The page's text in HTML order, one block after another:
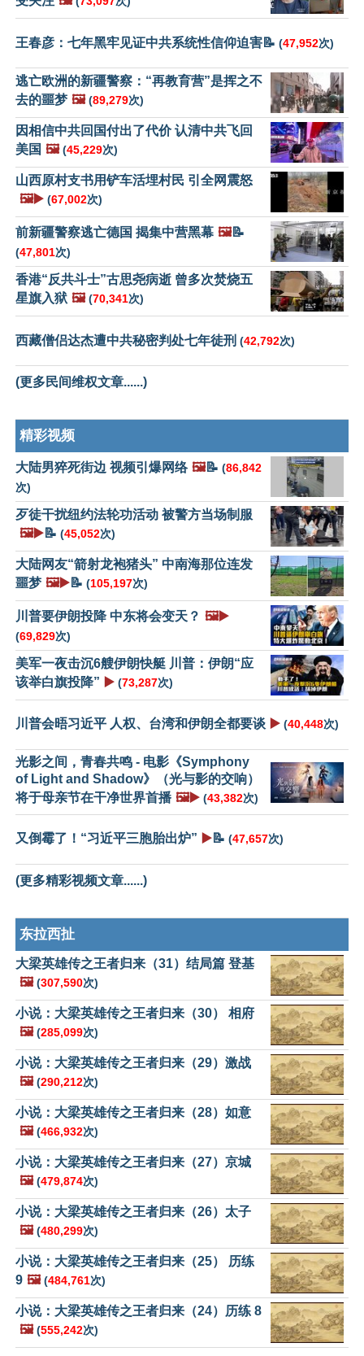
王春彦：七年黑牢见证中共系统性信仰迫害📝 (47,952次)
逃亡欧洲的新疆警察：“再教育营”是挥之不
去的噩梦 🖼️ (89,279次)
因相信中共回国付出了代价 认清中共飞回
美国 🖼️ (45,229次)
山西原村支书用铲车活埋村民 引全网震怒
🖼️▶️ (67,002次)
前新疆警察逃亡德国 揭集中营黑幕 🖼️📝
(47,801次)
香港“反共斗士”古思尧病逝 曾多次焚烧五
星旗入狱 🖼️ (70,341次)
西藏僧侣达杰遭中共秘密判处七年徒刑 (42,792次)
(更多民间维权文章......)
精彩视频
大陆男猝死街边 视频引爆网络 🖼️📝 (86,842
次)
歹徒干扰纽约法轮功活动 被警方当场制服
🖼️▶️📝 (45,052次)
大陆网友“箭射龙袍猪头” 中南海那位连发
噩梦 🖼️▶️📝 (105,197次)
川普要伊朗投降 中东将会变天？ 🖼️▶️
(69,829次)
美军一夜击沉6艘伊朗快艇 川普：伊朗“应
该举白旗投降” ▶️ (73,287次)
川普会晤习近平 人权、台湾和伊朗全都要谈 ▶️ (40,448次)
光影之间，青春共鸣 - 电影《Symphony
of Light and Shadow》（光与影的交响）
将于母亲节在干净世界首播 🖼️▶️ (43,382次)
又倒霉了！“习近平三胞胎出炉” ▶️📝 (47,657次)
(更多精彩视频文章......)
东拉西扯
大梁英雄传之王者归来（31）结局篇 登基
🖼️ (307,590次)
小说：大梁英雄传之王者归来（30） 相府
🖼️ (285,099次)
小说：大梁英雄传之王者归来（29）激战
🖼️ (290,212次)
小说：大梁英雄传之王者归来（28）如意
🖼️ (466,932次)
小说：大梁英雄传之王者归来（27）京城
🖼️ (479,874次)
小说：大梁英雄传之王者归来（26）太子
🖼️ (480,299次)
小说：大梁英雄传之王者归来（25） 历练
9 🖼️ (484,761次)
小说：大梁英雄传之王者归来（24）历练 8
🖼️ (555,242次)